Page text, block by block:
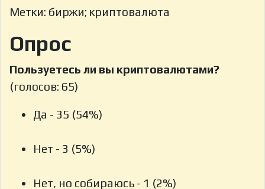
Метки: биржи; криптовалюта
Опрос
Пользуетесь ли вы криптовалютами?
(голосов: 65)
Да - 35 (54%)
Нет - 3 (5%)
Нет, но собираюсь - 1 (2%)